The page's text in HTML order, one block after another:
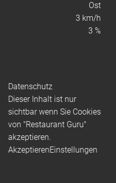
Ost
3 km/h
3 %
Datenschutz
Dieser Inhalt ist nur
sichtbar wenn Sie Cookies
von "Restaurant Guru"
akzeptieren.
AkzeptierenEinstellungen